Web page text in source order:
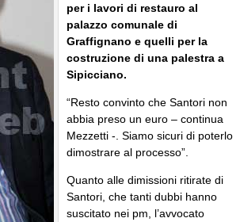
per i lavori di restauro al
palazzo comunale di
Graffignano e quelli per la
costruzione di una palestra a
Sipicciano.
“Resto convinto che Santori non
abbia preso un euro – continua
Mezzetti -. Siamo sicuri di poterlo
dimostrare al processo”.
Quanto alle dimissioni ritirate di
Santori, che tanti dubbi hanno
suscitato nei pm, l’avvocato